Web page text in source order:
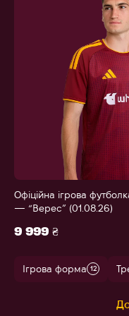
Офіційна ігрова
— “Верес” (01.08.26)
9 999 ₴
Ігрова форма 12